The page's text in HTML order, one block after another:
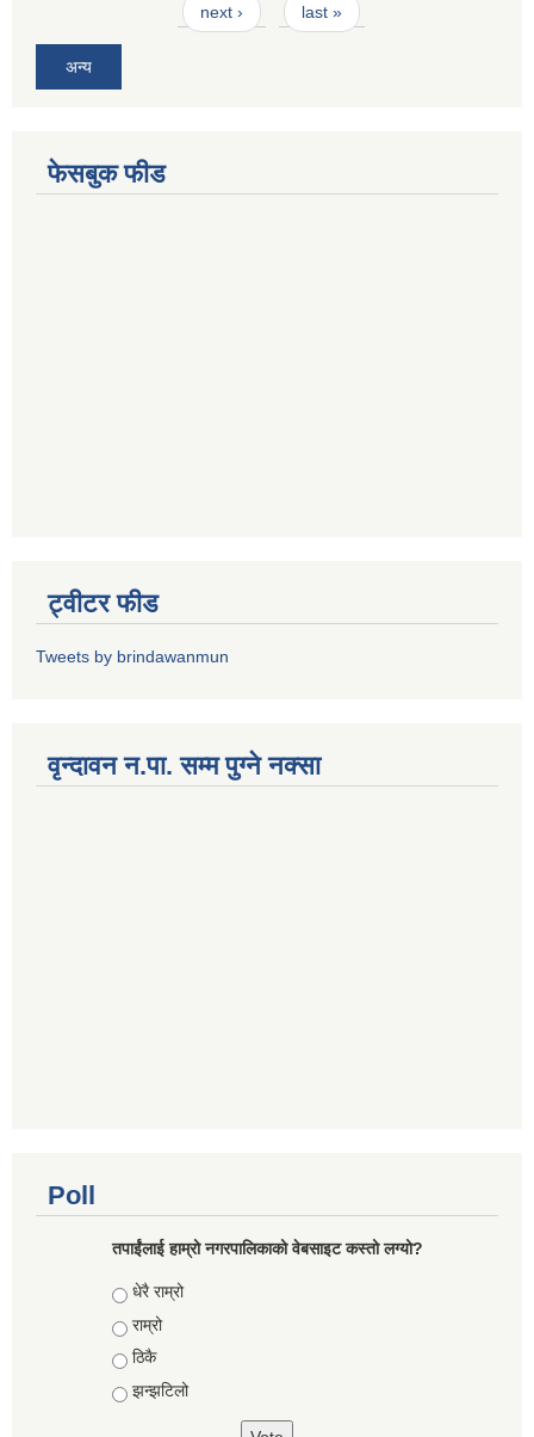
next › last »
अन्य
फेसबुक फीड
ट्वीटर फीड
Tweets by brindawanmun
वृन्दावन न.पा. सम्म पुग्ने नक्सा
Poll
तपाईंलाई हाम्रो नगरपालिकाको वेबसाइट कस्तो लग्यो?
Choices
धेरै राम्रो
राम्रो
ठिकै
झन्झटिलो